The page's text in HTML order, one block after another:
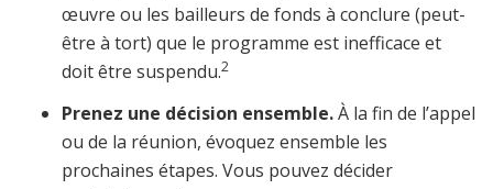
œuvre ou les bailleurs de fonds à conclure (peut-
être à tort) que le programme est inefficace et
doit être suspendu.2
Prenez une décision ensemble.À la fin de l’appel
ou de la réunion, évoquez ensemble les
prochaines étapes. Vous pouvez décider